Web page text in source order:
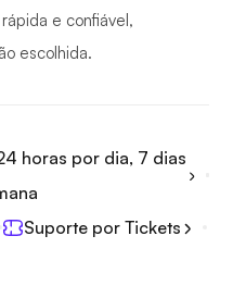
e confiável,
escolhida.
horas por dia, 7 dias
Suporte por Tickets